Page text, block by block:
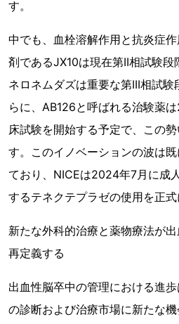
す。
中でも、血栓溶解作用と抗炎症
剤であるJX10は現在第II相試験
ネロネムダズは重要な第III相試験
らに、AB126と呼ばれる治験薬
床試験を開始する予定で、この
す。このイノベーションの波は
ており、NICEは2024年7月に成
するテネクテプラゼの使用を正式
新たな外科的治療と薬物療法が
再定義する
出血性脳卒中の管理における進
の診断および治療市場に新たな